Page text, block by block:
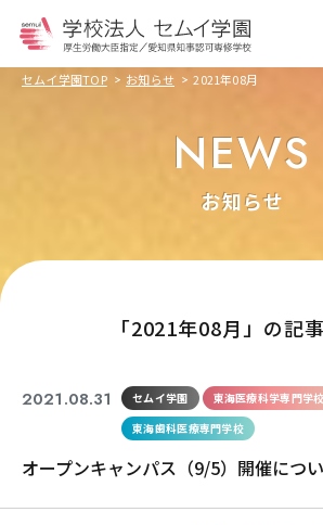
セムイ学園TOP お知らせ 2021年08月
NEWS
お知らせ
｢2021年08月」の記
2021.08.31 セムイ学園
東海医療科学専門学校
東海歯科医療専門学校
オープンキャンパス（9/5）開催につ